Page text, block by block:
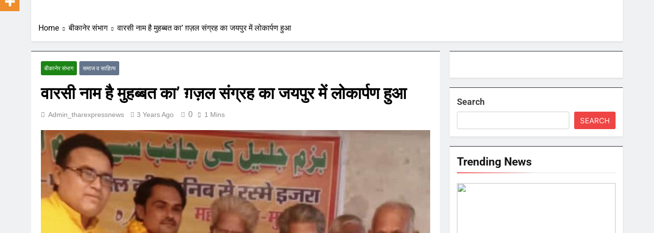
Home बीकानेर संभाग वारसी नाम है मुहब्बत का’ ग़ज़ल संग्रह का जयपुर में लोकार्पण हुआ
बीकानेर संभाग समाज व साहित्य
वारसी नाम है मुहब्बत का’ ग़ज़ल संग्रह का जयपुर में लोकार्पण हुआ
Admin_tharexpressnews 3 Years Ago 0 1 Mins
Search
SEARCH
Trending News